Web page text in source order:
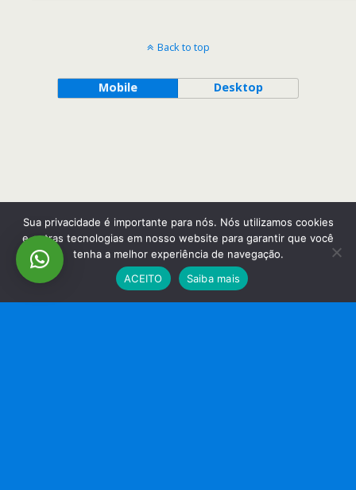
Back to top
Mobile Desktop
Sua privacidade é importante para nós. Nós utilizamos cookies
e outras tecnologias em nosso website para garantir que você
tenha a melhor experiência de navegação.
ACEITO
Saiba mais